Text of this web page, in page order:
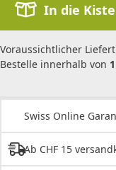
In die Kiste
Voraussichtlicher
Bestelle innerhalb von
Swiss Online
Ab CHF 15